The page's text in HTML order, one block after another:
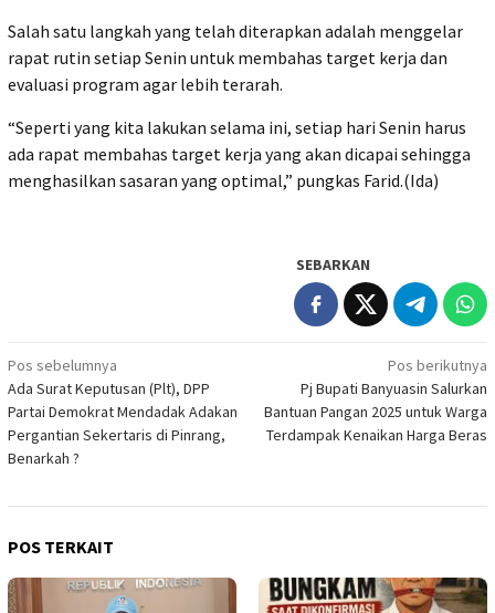
Salah satu langkah yang telah diterapkan adalah menggelar
rapat rutin setiap Senin untuk membahas target kerja dan
evaluasi program agar lebih terarah.
“Seperti yang kita lakukan selama ini, setiap hari Senin harus
ada rapat membahas target kerja yang akan dicapai sehingga
menghasilkan sasaran yang optimal,” pungkas Farid.(Ida)
SEBARKAN
Navigasi
pos
Pos sebelumnya
Ada Surat Keputusan (Plt), DPP
Partai Demokrat Mendadak Adakan
Pergantian Sekertaris di Pinrang,
Benarkah ?
Pos berikutnya
Pj Bupati Banyuasin Salurkan
Bantuan Pangan 2025 untuk Warga
Terdampak Kenaikan Harga Beras
POS TERKAIT